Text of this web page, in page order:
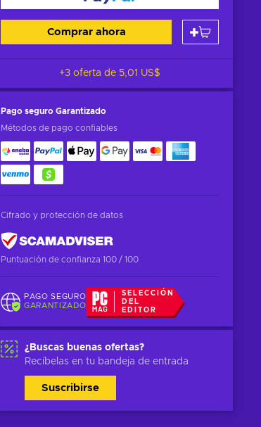
Comprar ahora
+3 oferta de 5,01 US$
Pago seguro Garantizado
Métodos de pago confiables
Cifrado y protección de datos
Puntuación de confianza 100 / 100
PAGO SEGURO
GARANTIZADO
SELECCIÓN
DEL
EDITOR
¿Buscas buenas ofertas?
Recíbelas en tu bandeja de entrada
Suscribirse